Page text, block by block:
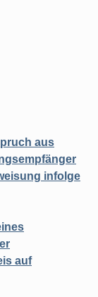
aus
infolge
auf